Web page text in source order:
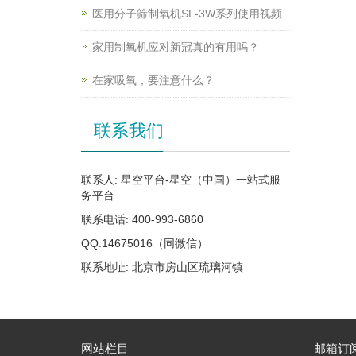
医用分子筛制氧机SL-3W系列使用视频
家用制氧机应对新冠真的有用吗？
在家吸氧，要注意什么？
联系我们
联系人: 星空平台-星空（中国）一站式服
务平台
联系电话: 400-993-6860
QQ:14675016（同微信）
联系地址: 北京市房山区琉璃河镇
网站栏目 邮箱订